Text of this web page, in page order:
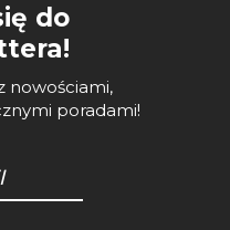
do
nowościami,
poradami!